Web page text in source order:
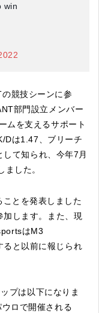
win
競技シーンに参
部門設立メンバー
ムを支えるサポート
Dは1.47、ブリーチ
て知られ、今年7月
した。
とを発表しました
します。また、現
はM3
ると以前に報じられ
プは以下になりま
ロで開催される